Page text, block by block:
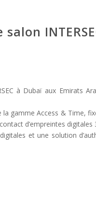
à Dubaï aux Emirats
gamme Access & Time,
d’empreintes digitales
et une solution